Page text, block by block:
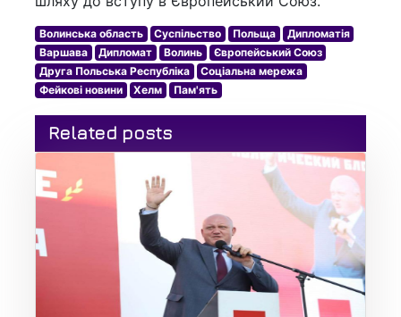
Волинська область Суспільство Польща
Дипломатія
Варшава
Дипломат Волинь
Європейський Союз
Друга Польська Республіка
Соціальна мережа
Фейкові новини
Хелм Пам'ять
Related posts